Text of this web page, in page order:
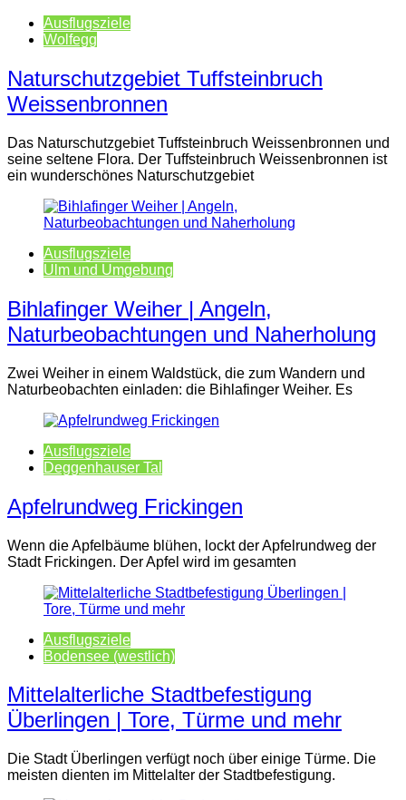
Ausflugsziele
Wolfegg
Naturschutzgebiet Tuffsteinbruch
Weissenbronnen
Das Naturschutzgebiet Tuffsteinbruch Weissenbronnen und
seine seltene Flora. Der Tuffsteinbruch Weissenbronnen ist
ein wunderschönes Naturschutzgebiet
Ausflugsziele
Ulm und Umgebung
Bihlafinger Weiher | Angeln,
Naturbeobachtungen und Naherholung
Zwei Weiher in einem Waldstück, die zum Wandern und
Naturbeobachten einladen: die Bihlafinger Weiher. Es
Ausflugsziele
Deggenhauser Tal
Apfelrundweg Frickingen
Wenn die Apfelbäume blühen, lockt der Apfelrundweg der
Stadt Frickingen. Der Apfel wird im gesamten
Ausflugsziele
Bodensee (westlich)
Mittelalterliche Stadtbefestigung
Überlingen | Tore, Türme und mehr
Die Stadt Überlingen verfügt noch über einige Türme. Die
meisten dienten im Mittelalter der Stadtbefestigung.